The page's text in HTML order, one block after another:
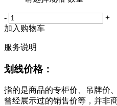
-
+
加入购物车
服务说明
划线价格：
指的是商品的专柜价、吊牌价
曾经展示过的销售价等，并非